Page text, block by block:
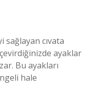
sağlayan cıvata
ayaklar
Bu ayakları
hale